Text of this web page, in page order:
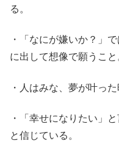
る。
・「なにが嫌いか？」
に出して想像で願うこと
・人はみな、夢が叶っ
・「幸せになりたい」
と信じている。